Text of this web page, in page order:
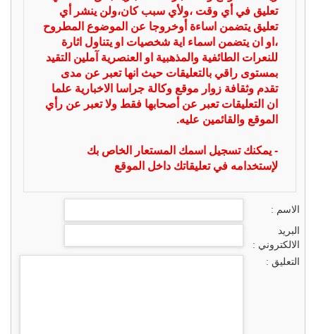
تعليق في أي وقت ،ولأي سبب كان،ولن ينشر أي
تعليق يتضمن اساءة أوخروجا عن الموضوع المطروح
،او ان يتضمن اسماء اية شخصيات او يتناول اثارة
للنعرات الطائفية والمذهبية او العنصرية آملين التقيد
بمستوى راقي بالتعليقات حيث انها تعبر عن مدى
تقدم وثقافة زوار موقع وكالة جراسا الاخبارية علما
ان التعليقات تعبر عن أصحابها فقط ولا تعبر عن رأي
الموقع والقائمين عليه.
- يمكنك تسجيل اسمك المستعار الخاص بك
لإستخدامه في تعليقاتك داخل الموقع
الاسم :
البريد
الالكتروني :
التعليق :